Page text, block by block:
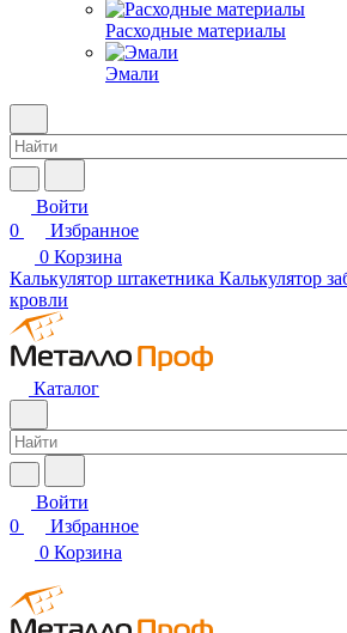
Расходные материалы
Эмали
Войти
0
Избранное
0 Корзина
Калькулятор штакетника Калькулятор
кровли
Каталог
Войти
0
Избранное
0 Корзина